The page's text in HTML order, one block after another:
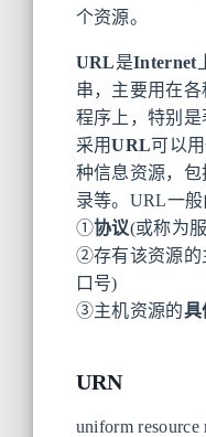
个资源。
URL是Internet
串，主要用在各
程序上，特别是
采用URL可以
种信息资源，
录等。URL一般
①协议(或称为
②存有该资源的
口号)
③主机资源的具
URN
uniform